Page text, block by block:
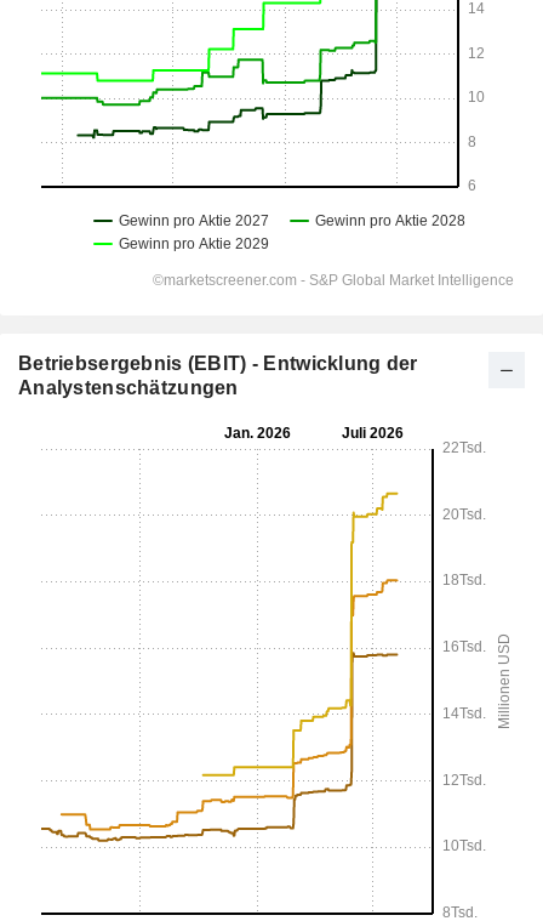
Betriebsergebnis (EBIT) - Entwicklung der
Analystenschätzungen